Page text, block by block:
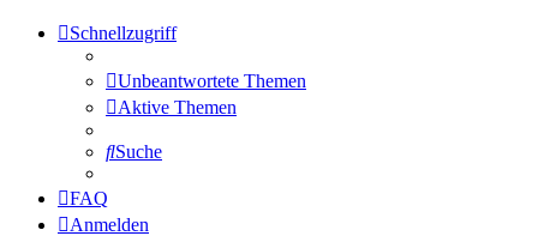
Schnellzugriff
Unbeantwortete Themen
Aktive Themen
Suche
FAQ
Anmelden